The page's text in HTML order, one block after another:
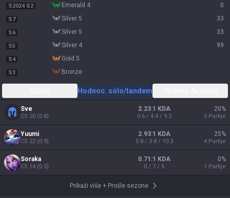
S2024 S2 emerald 4 0
S7 silver 5 33
S6 silver 5 33
S5 silver 4 99
S4 gold 5
S3 bronze
Hodnoc. sólo/tandem
Sve
CS 20 (0.8)
2.23:1 KDA
0.6 / 4.4 / 9.2
20%
5 Partije
Yuumi
CS 22(0.9)
2.93:1 KDA
0.8 / 3.8 / 10.3
25%
4 Partije
Soraka
CS 14 (0.5)
0.71:1 KDA
0 / 7 / 5
0%
1 Partije
Prikaži više+ Prošle sezone